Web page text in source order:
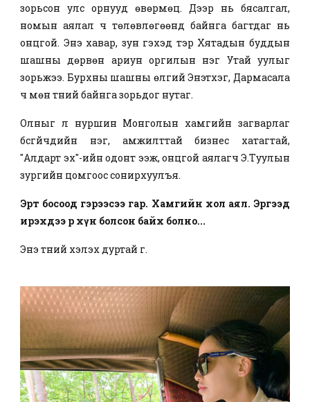
зорьсон улс орнууд өвөрмөц. Дээр нь бясалгал,
номын аялал ч төлөвлөгөөнд байнга багтдаг нь
онцгой. Энэ хавар, зун гэхэд тэр Хятадын буддын
шашны дөрвөн ариун оргилын нэг Утай уулыг
зорьжээ. Бурхны шашны өлгий Энэтхэг, Дармасала
ч мөн түүний байнга зорьдог нутаг.
Олныг үл нуршин Монголын хамгийн загварлаг
бүсгүйчүүдийн нэг, амжилттай бизнес хатагтай,
"Алдарт эх"-ийн одонт ээж, онцгой аялагч Э.Туулын
зургийн цомгоос сонирхуулъя.
Эрт босоод гэрээсээ гар. Хамгийн хол аял. Эргээд
ирэхдээ өөр хүн болсон байх болно...
Энэ түүний хэлэх дуртай үг.